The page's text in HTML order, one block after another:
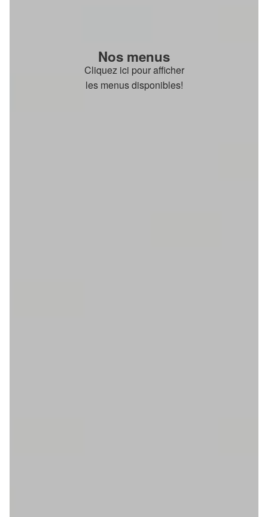
Nos menus
Cliquez ici pour afficher
les menus disponibles!